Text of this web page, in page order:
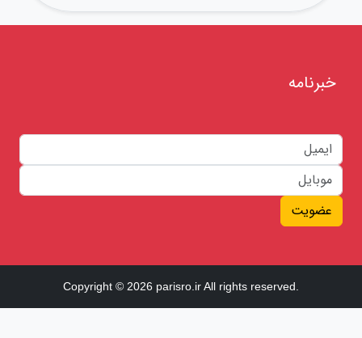
خبرنامه
عضویت
Copyright © 2026 parisro.ir All rights reserved.